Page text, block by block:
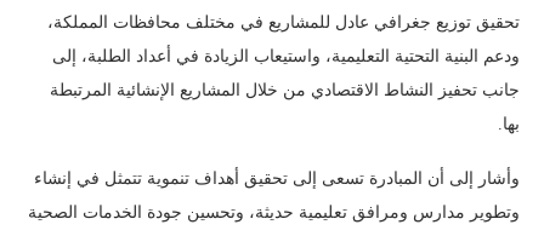
تحقيق توزيع جغرافي عادل للمشاريع في مختلف محافظات المملكة،
ودعم البنية التحتية التعليمية، واستيعاب الزيادة في أعداد الطلبة، إلى
جانب تحفيز النشاط الاقتصادي من خلال المشاريع الإنشائية المرتبطة
بها.
وأشار إلى أن المبادرة تسعى إلى تحقيق أهداف تنموية تتمثل في إنشاء
وتطوير مدارس ومرافق تعليمية حديثة، وتحسين جودة الخدمات الصحية